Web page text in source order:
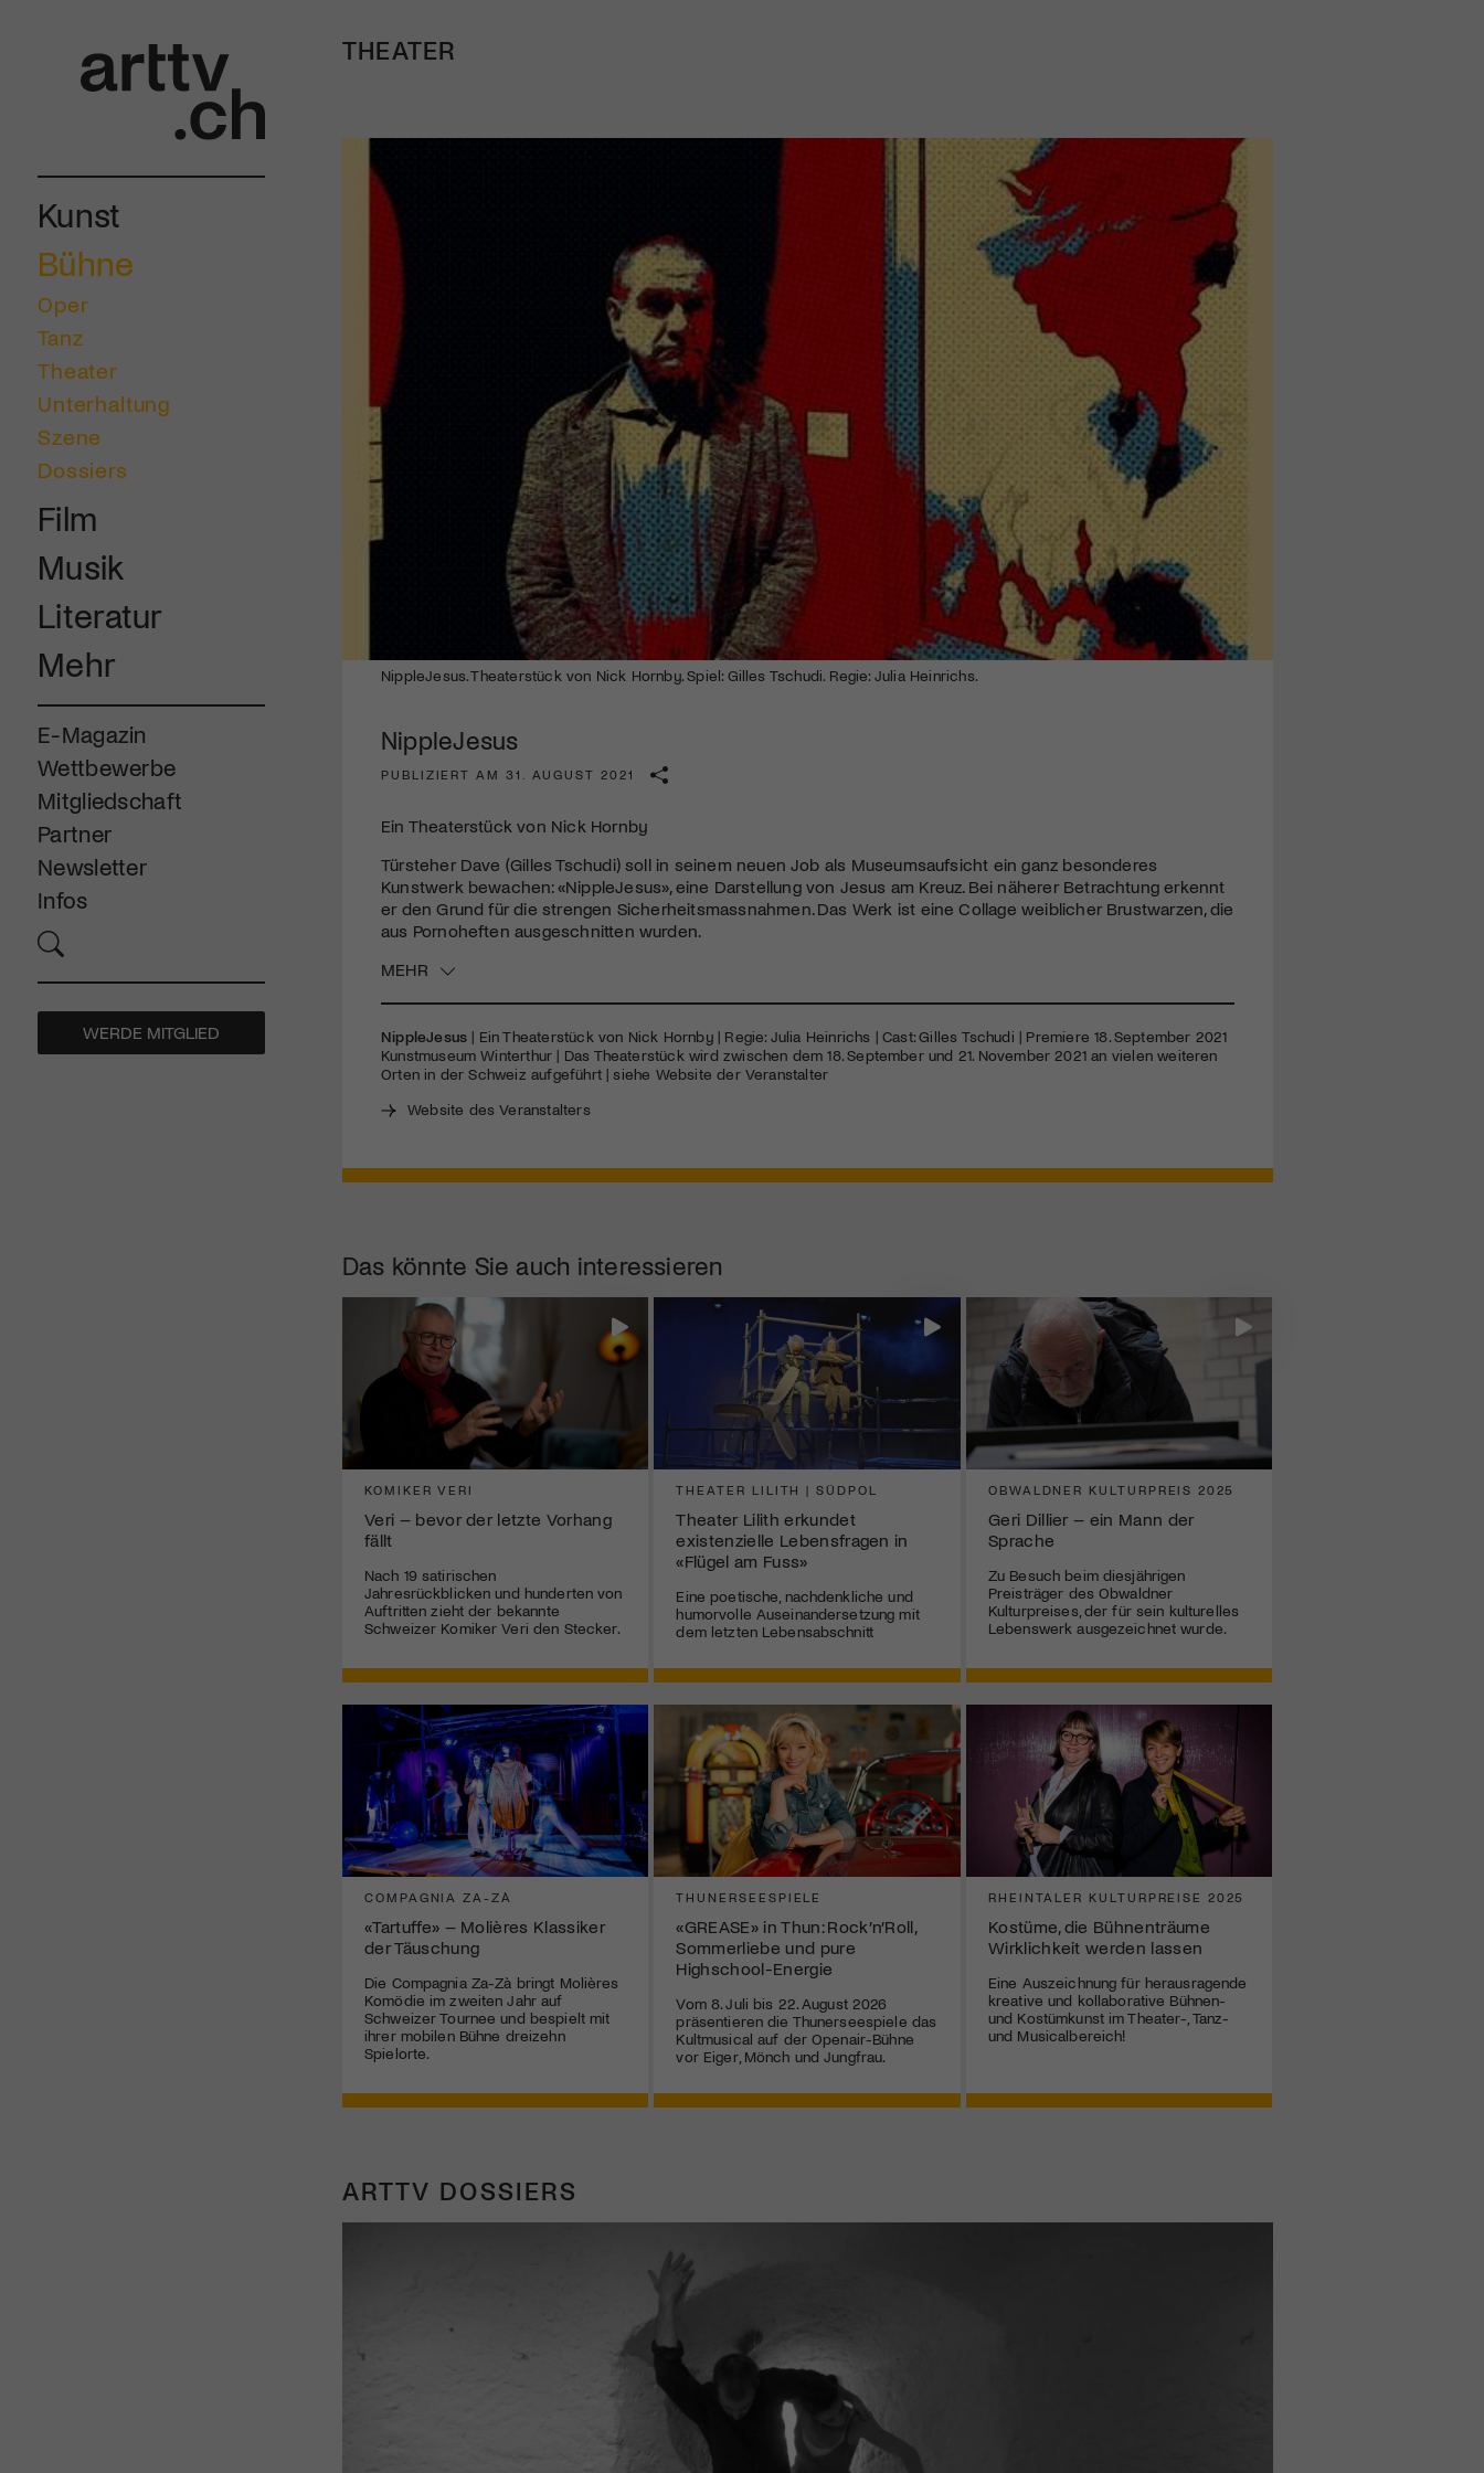
Kunst
Bühne
Oper
Tanz
Theater
Unterhaltung
Szene
Dossiers
Film
Musik
Literatur
Mehr
E-Magazin
Wettbewerbe
Mitgliedschaft
Partner
Newsletter
Infos
WERDE MITGLIED
THEATER
NippleJesus. Theaterstück von Nick Hornby. Spiel: Gilles Tschudi. Regie: Julia Heinrichs.
NippleJesus
PUBLIZIERT AM 31. AUGUST 2021
Ein Theaterstück von Nick Hornby
Türsteher Dave (Gilles Tschudi) soll in seinem neuen Job als Museumsaufsicht ein ganz besonderes
Kunstwerk bewachen: «NippleJesus», eine Darstellung von Jesus am Kreuz. Bei näherer Betrachtung erkennt
er den Grund für die strengen Sicherheitsmassnahmen. Das Werk ist eine Collage weiblicher Brustwarzen, die
aus Pornoheften ausgeschnitten wurden.
MEHR
NippleJesus | Ein Theaterstück von Nick Hornby | Regie: Julia Heinrichs | Cast: Gilles Tschudi | Premiere 18. September 2021
Kunstmuseum Winterthur | Das Theaterstück wird zwischen dem 18. September und 21. November 2021 an vielen weiteren
Orten in der Schweiz aufgeführt | siehe Website der Veranstalter
Website des Veranstalters
Das könnte Sie auch interessieren
KOMIKER VERI
Veri – bevor der letzte Vorhang
fällt
Nach 19 satirischen
Jahresrückblicken und hunderten von
Auftritten zieht der bekannte
Schweizer Komiker Veri den Stecker.
THEATER LILITH | SÜDPOL
Theater Lilith erkundet
existenzielle Lebensfragen in
«Flügel am Fuss»
Eine poetische, nachdenkliche und
humorvolle Auseinandersetzung mit
dem letzten Lebensabschnitt
OBWALDNER KULTURPREIS 2025
Geri Dillier – ein Mann der
Sprache
Zu Besuch beim diesjährigen
Preisträger des Obwaldner
Kulturpreises, der für sein kulturelles
Lebenswerk ausgezeichnet wurde.
COMPAGNIA ZA-ZÀ
«Tartuffe» – Molières Klassiker
der Täuschung
Die Compagnia Za-Zà bringt Molières
Komödie im zweiten Jahr auf
Schweizer Tournee und bespielt mit
ihrer mobilen Bühne dreizehn
Spielorte.
THUNERSEESPIELE
«GREASE» in Thun: Rock’n’Roll,
Sommerliebe und pure
Highschool-Energie
Vom 8. Juli bis 22. August 2026
präsentieren die Thunerseespiele das
Kultmusical auf der Openair-Bühne
vor Eiger, Mönch und Jungfrau.
RHEINTALER KULTURPREISE 2025
Kostüme, die Bühnenträume
Wirklichkeit werden lassen
Eine Auszeichnung für herausragende
kreative und kollaborative Bühnen-
und Kostümkunst im Theater-, Tanz-
und Musicalbereich!
ARTTV DOSSIERS
Mach mit: «Be Part of the Art»!
Engagiere dich als Kulturliebhaber:in, Kulturschaffende(r) oder
Kulturinstitution und unterstütze unsere Arbeit.
Mit deiner Mitgliedschaft erhältst du kostenlosen Zugang zu
diversen Kulturevents.
Jetzt Mitglied werden